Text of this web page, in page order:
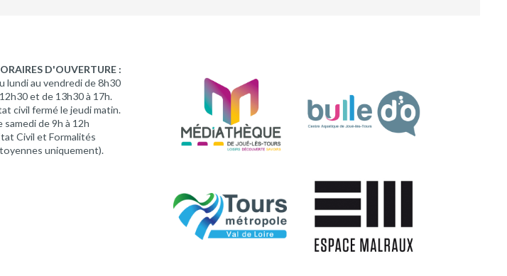
D'OUVERTURE :
lundi au vendredi de 8h30
et de 13h30 à 17h.
civil fermé le jeudi matin.
samedi de 9h à 12h
Civil et Formalités
uniquement).